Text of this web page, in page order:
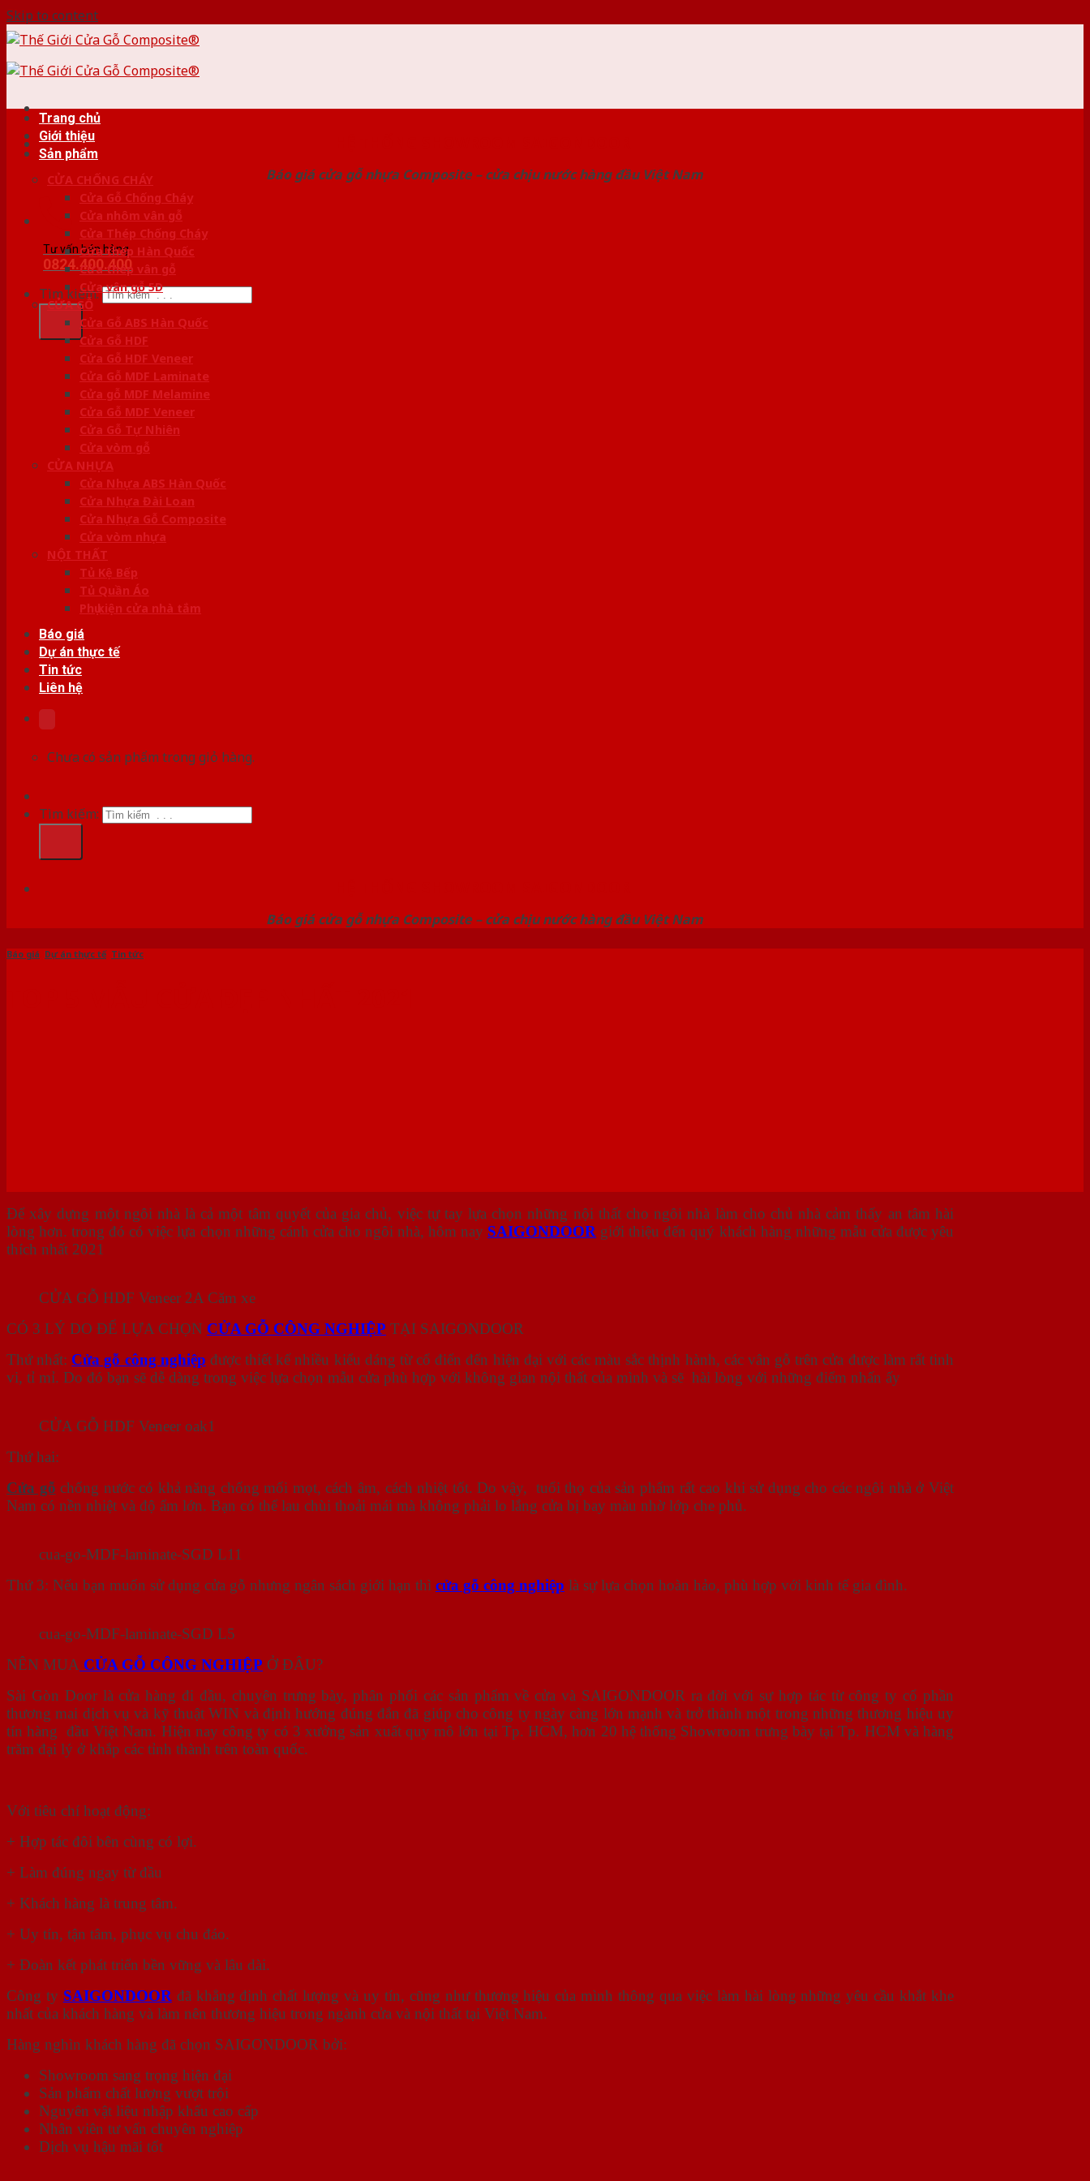
Skip to content
Báo giá cửa gỗ nhựa Composite – cửa chịu nước hàng đầu Việt Nam
Tư vấn bán hàng
0824.400.400
Tìm kiếm:
Trang chủ
Giới thiệu
Sản phẩm
CỬA CHỐNG CHÁY
Cửa Gỗ Chống Cháy
Cửa nhôm vân gỗ
Cửa Thép Chống Cháy
Cửa thép Hàn Quốc
Cửa thép vân gỗ
Cửa vân gỗ 5D
CỬA GỖ
Cửa Gỗ ABS Hàn Quốc
Cửa Gỗ HDF
Cửa Gỗ HDF Veneer
Cửa Gỗ MDF Laminate
Cửa gỗ MDF Melamine
Cửa Gỗ MDF Veneer
Cửa Gỗ Tự Nhiên
Cửa vòm gỗ
CỬA NHỰA
Cửa Nhựa ABS Hàn Quốc
Cửa Nhựa Đài Loan
Cửa Nhựa Gỗ Composite
Cửa vòm nhựa
NỘI THẤT
Tủ Kệ Bếp
Tủ Quần Áo
Phụ kiện cửa nhà tắm
Báo giá
Dự án thực tế
Tin tức
Liên hệ
Chưa có sản phẩm trong giỏ hàng.
Tìm kiếm:
Báo giá cửa gỗ nhựa Composite – cửa chịu nước hàng đầu Việt Nam
Báo giá Dự án thực tế, Tin tức
Để xây dựng một ngôi nhà là cả một tâm quyết của gia chủ, việc tự tay lựa chọn những nội thất cho ngôi nhà làm cho chủ nhà cảm thấy an tâm hài
lòng hơn. trong đó có việc lựa chọn những cánh cửa cho ngôi nhà, hôm nay SAIGONDOOR giới thiệu đến quý khách hàng những mẫu cửa được yêu
thích nhất 2021
CỬA GỖ HDF Veneer 2A Căm xe
CÓ 3 LÝ DO ĐỂ LỰA CHỌN CỬA GỖ CÔNG NGHIỆP TẠI SAIGONDOOR
Thứ nhất: Cửa gỗ công nghiệp được thiết kế nhiều kiểu dáng từ cổ điển đến hiện đại với các màu sắc thịnh hành, các vân gỗ trên cửa được làm rất tinh
vi, tỉ mỉ. Do đó bạn sẽ dễ dàng trong việc lựa chọn mẫu cửa phù hợp với không gian nội thất của mình và sẽ hài lòng với những điểm nhấn ấy
CỬA GỖ HDF Veneer oak1
Thứ hai:
Cửa gỗ chống nước có khả năng chống mối mọt, cách âm, cách nhiệt tốt. Do vậy, tuổi thọ của sản phẩm rất cao khi sử dụng cho các ngôi nhà ở Việt
Nam có nền nhiệt và độ ẩm lớn. Bạn có thể lau chùi thoải mái mà không phải lo lắng cửa bị bay màu nhờ lớp che phủ.
cua-go-MDF-laminate-SGD L11
Thứ 3: Nếu bạn muốn sử dụng cửa gỗ nhưng ngân sách giới hạn thì cửa gỗ công nghiệp là sự lựa chọn hoàn hảo, phù hợp với kinh tế gia đình.
cua-go-MDF-laminate-SGD L5
NÊN MUA CỬA GỖ CÔNG NGHIỆP Ở ĐÂU?
Sài Gòn Door là cửa hàng đi đầu, chuyên trưng bày, phân phối các sản phẩm về cửa và SAIGONDOOR ra đời với sự hợp tác từ công ty cổ phần
thương mai dịch vụ và kỹ thuật WIN và định hướng đúng đắn đã giúp cho công ty ngày càng lớn mạnh và trở thành một trong những thương hiệu uy
tín hàng đầu Việt Nam. Hiện nay công ty có 3 xưởng sản xuất quy mô lớn tại Tp. HCM, hơn 20 hệ thống Showroom trưng bày tại Tp. HCM và hàng
trăm đại lý ở khắp các tỉnh thành trên toàn quốc.
Với tiêu chí hoạt động:
+ Hợp tác đôi bên cùng có lợi.
+ Làm đúng ngay từ đầu
+ Khách hàng là trung tâm.
+ Uy tín, tận tâm, phục vụ chu đáo.
+ Đoàn kết phát triển bền vững và lâu dài.
Công ty SAIGONDOOR đã khẳng định chất lượng và uy tín, cũng như thương hiệu của mình thông qua việc làm hài lòng những yêu cầu khắt khe
nhất của khách hàng và làm nên thương hiệu trong ngành cửa và nội thất tại Việt Nam.
Hàng nghìn khách hàng đã chọn SAIGONDOOR bởi:
Showroom sang trọng hiện đại
Sản phẩm chất lượng vượt trội
Nguyên vật liệu nhập khẩu cao cấp
Nhân viên tư vấn chuyên nghiệp
Dịch vụ hậu mãi tốt